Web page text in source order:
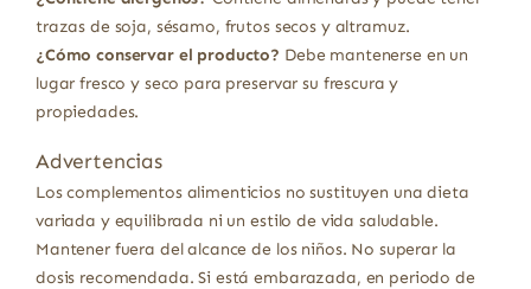
trazas de soja, sésamo, frutos secos y altramuz.
¿Cómo conservar el producto? Debe mantenerse en un
lugar fresco y seco para preservar su frescura y
propiedades.
Advertencias
Los complementos alimenticios no sustituyen una dieta
variada y equilibrada ni un estilo de vida saludable.
Mantener fuera del alcance de los niños. No superar la
dosis recomendada. Si está embarazada, en periodo de